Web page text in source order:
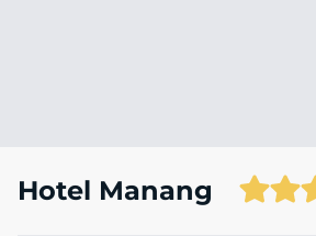
Hotel Manang